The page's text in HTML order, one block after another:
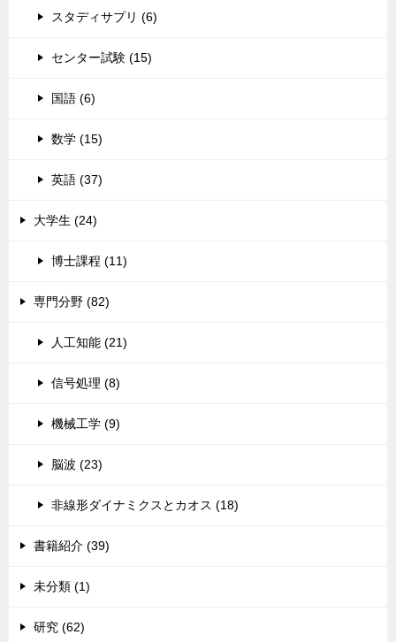
スタディサプリ (6)
センター試験 (15)
国語 (6)
数学 (15)
英語 (37)
大学生 (24)
博士課程 (11)
専門分野 (82)
人工知能 (21)
信号処理 (8)
機械工学 (9)
脳波 (23)
非線形ダイナミクスとカオス (18)
書籍紹介 (39)
未分類 (1)
研究 (62)